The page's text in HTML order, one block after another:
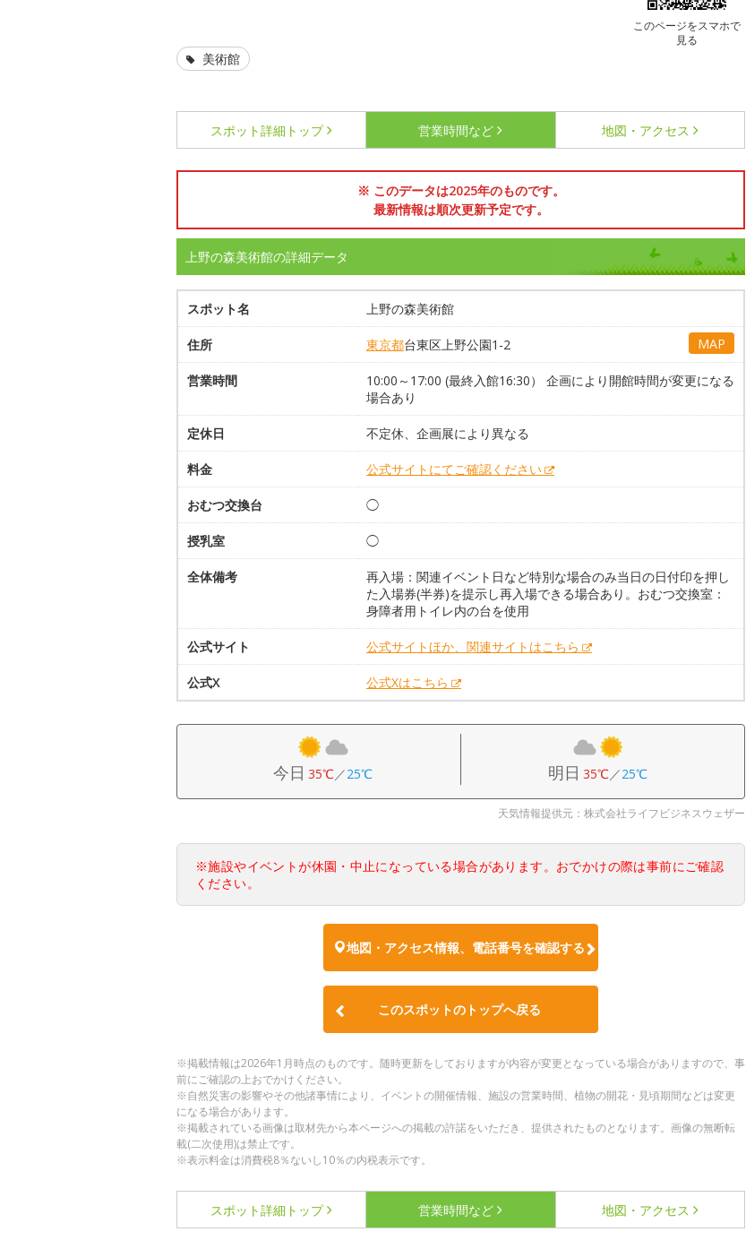
このページをスマホで
見る
美術館
スポット詳細 トップ 営業時間など 地図・アクセス
※ このデータは2025年のものです。
最新情報は順次更新予定です。
上野の森美術館の詳細データ
スポット名 上野の森美術館
住所 東京都台東区上野公園1-2 MAP
営業時間
10:00～17:00 (最終入館16:30） 企画により開館時間が変更になる
場合あり
定休日 不定休、企画展により異なる
料金 公式サイトにてご確認ください
おむつ交換台 ◯
授乳室 ◯
全体備考
再入場：関連イベント日など特別な場合のみ当日の日付印を押し
た入場券(半券)を提示し再入場できる場合あり。おむつ交換室：
身障者用トイレ内の台を使用
公式サイト 公式サイトほか、関連サイトはこちら
公式X 公式Xはこちら
今日 35℃／25℃ 明日 35℃／25℃
天気情報提供元：株式会社ライフビジネスウェザー
※施設やイベントが休園・中止になっている場合があります。おでかけの際は事前にご確認
ください。
地図・アクセス情報、電話番号を確認する
このスポットのトップへ戻る
※掲載情報は2026年1月時点のものです。随時更新をしておりますが内容が変更となっている場合がありますので、事
前にご確認の上おでかけください。
※自然災害の影響やその他諸事情により、イベントの開催情報、施設の営業時間、植物の開花・見頃期間などは変更
になる場合があります。
※掲載されている画像は取材先から本ページへの掲載の許諾をいただき、提供されたものとなります。画像の無断転
載(二次使用)は禁止です。
※表示料金は消費税8％ないし10％の内税表示です。
スポット詳細 トップ 営業時間など 地図・アクセス